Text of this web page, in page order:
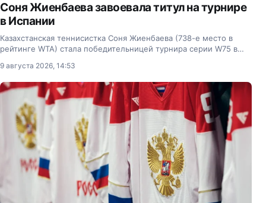
Соня Жиенбаева завоевала титул на турнире
в Испании
Казахстанская теннисистка Соня Жиенбаева (738-е место в
рейтинге WTA) стала победительницей турнира серии W75 в
9 августа 2026, 14:53